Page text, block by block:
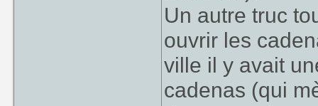
Un autre truc
ouvrir les
ville il y avait
cadenas (qui